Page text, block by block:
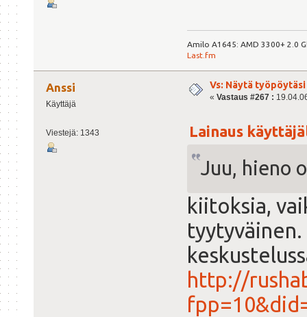
Amilo A1645: AMD 3300+ 2.0
Last.fm
Anssi
Käyttäjä
Viestejä: 1343
Vs: Näytä työpöytäsi
« Vastaus #267 :
Lainaus
Juu, hieno
kiitoksia,
tyytyväinen.
http://